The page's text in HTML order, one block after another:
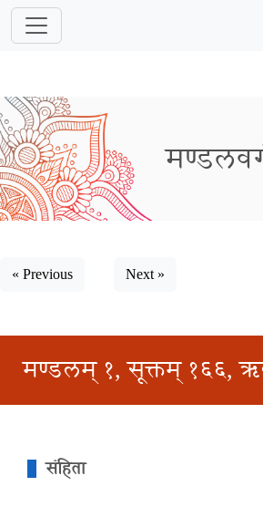
« Previous Next »
मण्डलम् १, सूक्तम् १६६,
संहिता